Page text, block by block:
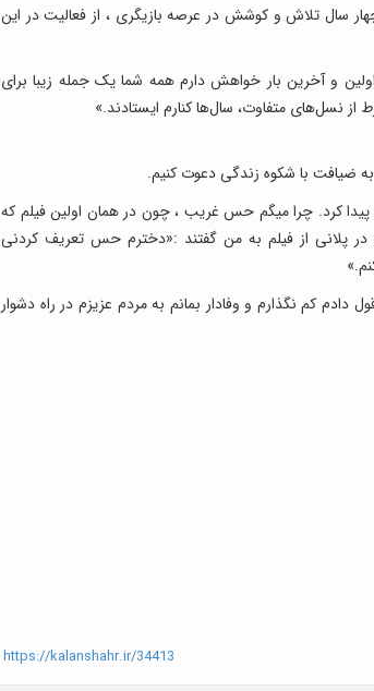
سال تلاش و کوشش در عرصه بازیگری ، از فعالیت در این
و آخرین بار خواهش دارم همه شما یک جمله زیبا برای
نسل‌های متفاوت، سال‌ها کنارم ایستادند.»
ضیافت با شکوه زندگی دعوت کنیم.
شیدایی‌هایم راهش را پیدا کرد. چرا میگم حس غریب ، چون در همان اولین فیلم که
پلانی از فیلم به من گفتند :«دخترم حس تعریف کردنی
دادم کم نگذارم و وفادار بمانم به مردم عزیزم در راه دشوار
https://kalanshahr.ir/34413